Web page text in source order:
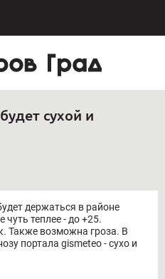
сухой и
держаться в районе
теплее - до +25.
Также возможна гроза. В
портала gismeteo - сухо и